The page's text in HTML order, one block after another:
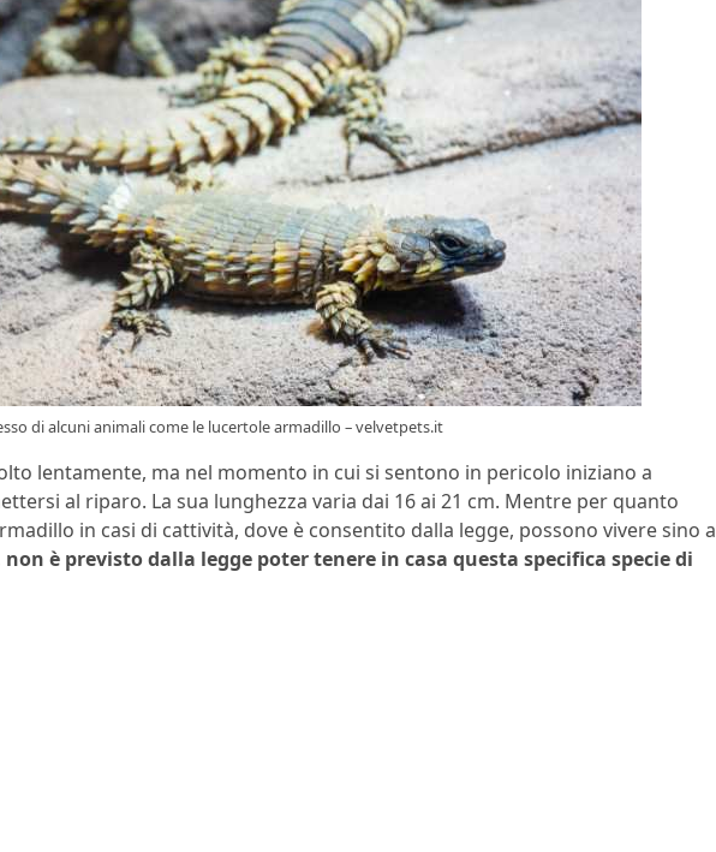
di alcuni animali come le lucertole armadillo – velvetpets.it
lentamente, ma nel momento in cui si sentono in pericolo iniziano a
al riparo. La sua lunghezza varia dai 16 ai 21 cm. Mentre per quanto
in casi di cattività, dove è consentito dalla legge, possono vivere sino a
è previsto dalla legge poter tenere in casa questa specifica specie di